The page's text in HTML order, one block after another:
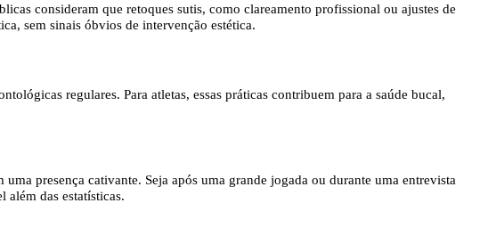
consideram que retoques sutis, como clareamento profissional ou ajustes de
sem sinais óbvios de intervenção estética.
regulares. Para atletas, essas práticas contribuem para a saúde bucal,
presença cativante. Seja após uma grande jogada ou durante uma entrevista
além das estatísticas.